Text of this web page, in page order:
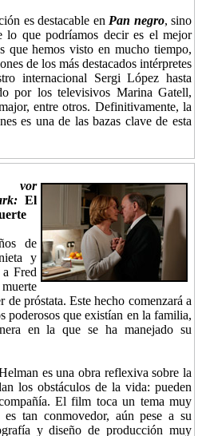
es destacable enPan negro, sino
lo que podríamos decir es el mejor
que hemos visto en mucho tiempo,
de los más destacados intérpretes
internacional Sergi López hasta
por los televisivos Marina Gatell,
entre otros. Definitivamente, la
es una de las bazas clave de esta
vor
El
de
y
a Fred
de próstata. Este hecho comenzará a
poderosos que existían en la familia,
en la que se ha manejado su
es una obra reflexiva sobre la
los obstáculos de la vida: pueden
El film toca un tema muy
tan conmovedor, aún pese a su
y diseño de producción muy